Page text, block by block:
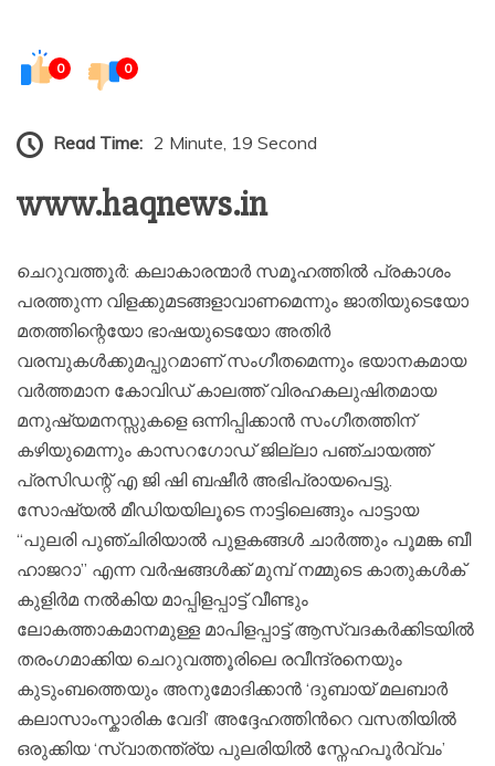
0 0
Read Time: 2 Minute, 19 Second
www.haqnews.in
ചെറുവത്തൂർ: കലാകാരന്മാർ സമൂഹത്തിൽ പ്രകാശം
പരത്തുന്ന വിളക്കുമടങ്ങളാവാണമെന്നും ജാതിയുടെയോ
മതത്തിന്റെയോ ഭാഷയുടെയോ അതിർ
വരമ്പുകൾക്കുമപ്പുറമാണ് സംഗീതമെന്നും ഭയാനകമായ
വർത്തമാന കോവിഡ് കാലത്ത് വിരഹകലുഷിതമായ
മനുഷ്യമനസ്സുകളെ ഒന്നിപ്പിക്കാൻ സംഗീതത്തിന്
കഴിയുമെന്നും കാസറഗോഡ് ജില്ലാ പഞ്ചായത്ത്
പ്രസിഡന്റ് എ ജി ഷി ബഷീർ അഭിപ്രായപെട്ടു.
സോഷ്യൽ മീഡിയയിലൂടെ നാട്ടിലെങ്ങും പാട്ടായ
“പുലരി പുഞ്ചിരിയാൽ പുളകങ്ങൾ ചാർത്തും പൂമങ്ക ബീ
ഹാജറാ” എന്ന വർഷങ്ങൾക്ക് മുമ്പ് നമ്മുടെ കാതുകൾക്
കുളിർമ നൽകിയ മാപ്പിളപ്പാട്ട് വീണ്ടും
ലോകത്താകമാനമുള്ള മാപിളപ്പാട്ട് ആസ്വദകർക്കിടയിൽ
തരംഗമാക്കിയ ചെറുവത്തൂരിലെ രവീന്ദ്രനെയും
കുടുംബത്തെയും അനുമോദിക്കാൻ ‘ദുബായ് മലബാർ
കലാസാംസ്കാരിക വേദി’ അദ്ദേഹത്തിൻറെ വസതിയിൽ
ഒരുക്കിയ ‘സ്വാതന്ത്ര്യ പുലരിയിൽ സ്നേഹപൂർവ്വം’